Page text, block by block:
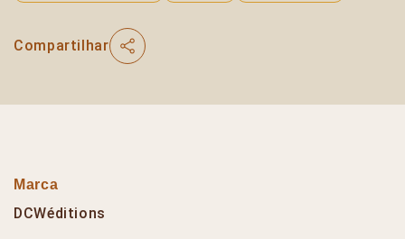
Compartilhar
Marca
DCWéditions